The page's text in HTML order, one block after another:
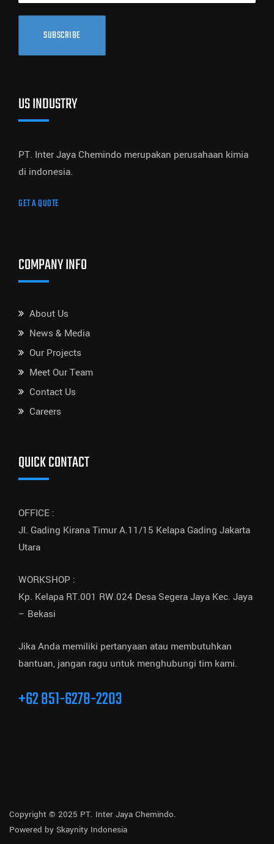
SUBSCRIBE
US INDUSTRY
PT. Inter Jaya Chemindo merupakan perusahaan kimia
di indonesia.
GET A QUOTE
COMPANY INFO
About Us
News & Media
Our Projects
Meet Our Team
Contact Us
Careers
QUICK CONTACT
OFFICE :
Jl. Gading Kirana Timur A.11/15 Kelapa Gading Jakarta
Utara
WORKSHOP :
Kp. Kelapa RT.001 RW.024 Desa Segera Jaya Kec. Jaya
– Bekasi
Jika Anda memiliki pertanyaan atau membutuhkan
bantuan, jangan ragu untuk menghubungi tim kami.
+62 851-6278-2203
Copyright © 2025 PT. Inter Jaya Chemindo.
Powered by Skaynity Indonesia